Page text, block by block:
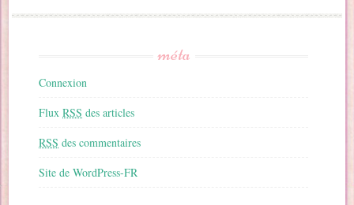
méta
Connexion
FluxRSS des articles
RSS des commentaires
Site de WordPress-FR